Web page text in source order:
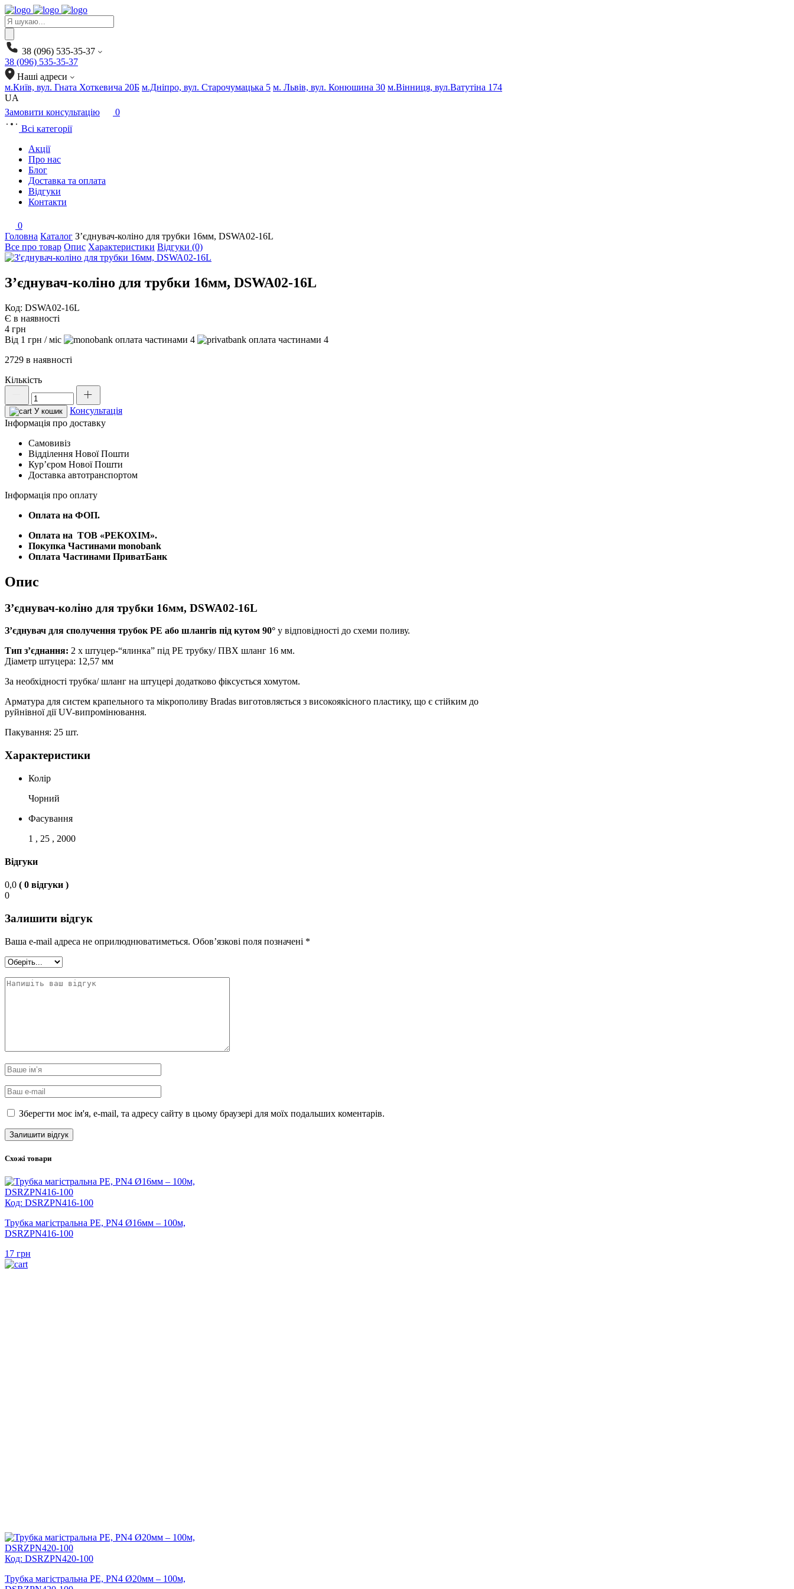
Products
search
38 (096) 535-35-37
38 (096) 535-35-37
Наші адреси
м.Київ, вул. Гната Хоткевича 20Б м.Дніпро, вул. Старочумацька 5 м. Львів, вул. Конюшина 30 м.Вінниця, вул.Ватутіна 174
UA
Замовити консультацію
0
Всі категорії
Акції
Про нас
Блог
Доставка та оплата
Відгуки
Контакти
0
Головна Каталог З’єднувач-коліно для трубки 16мм, DSWA02-16L
Все про товар Опис Характеристики Відгуки (0)
З’єднувач-коліно для трубки 16мм, DSWA02-16L
Код: DSWA02-16L
Є в наявності
4 грн
Від 1 грн / міс 4
4
2729 в наявності
Кількість
коліно
для
трубки
DSWA02-
16L
кількість
У кошик
Консультація
Інформація про доставку
Самовивіз
Відділення Нової Пошти
Курʼєром Нової Пошти
Доставка автотранспортом
Інформація про оплату
Оплата на ФОП.
Оплата на ТОВ «РЕКОХІМ».
Покупка Частинами monobank
Оплата Частинами ПриватБанк
Опис
З’єднувач-коліно для трубки 16мм, DSWA02-16L
З’єднувач для сполучення трубок PE або шлангів під кутом 90° у відповідності до схеми поливу.
Тип з’єднання: 2 х штуцер-“ялинка” під РЕ трубку/ ПВХ шланг 16 мм.
Діаметр штуцера: 12,57 мм
За необхідності трубка/ шланг на штуцері додатково фіксується хомутом.
Арматура для систем крапельного та мікрополиву Bradas виготовляється з високоякісного пластику, що є стійким до
руйнівної дії UV-випромінювання.
Пакування: 25 шт.
Характеристики
Колір
Чорний
Фасування
1 , 25 , 2000
Відгуки
0,0 ( 0 відгуки )
0
Залишити відгук
Ваша e-mail адреса не оприлюднюватиметься. Обов’язкові поля позначені *
Зберегти моє ім'я, e-mail, та адресу сайту в цьому браузері для моїх подальших коментарів.
Схожі товари
Код: DSRZPN416-100
Трубка магістральна PE, PN4 Ø16мм – 100м,
DSRZPN416-100
17 грн
Код: DSRZPN420-100
Трубка магістральна PE, PN4 Ø20мм – 100м,